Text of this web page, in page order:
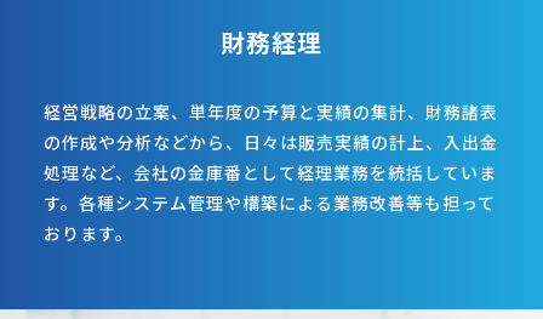
財務経理
経営戦略の立案、単年度の予算と実績の集計、財務諸表
の作成や分析などから、日々は販売実績の計上、入出金
処理など、会社の金庫番として経理業務を統括していま
す。各種システム管理や構築による業務改善等も担って
おります。